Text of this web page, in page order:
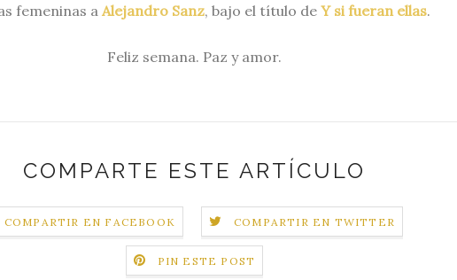
femeninas a Alejandro Sanz, bajo el título de Y si fueran ellas.
Feliz semana. Paz y amor.
COMPARTE ESTE ARTÍCULO
COMPARTIR EN FACEBOOK COMPARTIR EN TWITTER
PIN ESTE POST